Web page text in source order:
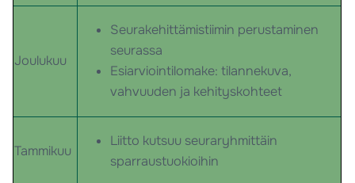
Joulukuu
Seurakehittämistiimin perustaminen
seurassa
Esiarviointilomake: tilannekuva,
vahvuuden ja kehityskohteet
Tammikuu
Liitto kutsuu seuraryhmittäin
sparraustuokioihin